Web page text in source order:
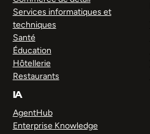
Services informatiques et
techniques
Santé
Éducation
Hôtellerie
Restaurants
IA
AgentHub
Enterprise Knowledge